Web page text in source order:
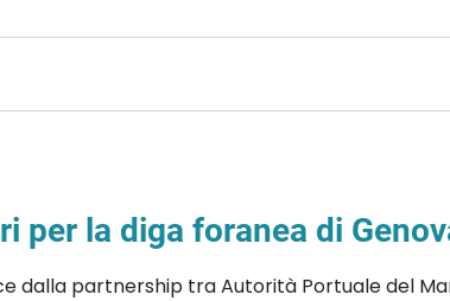
per la diga foranea di
dalla partnership tra Autorità Portuale del